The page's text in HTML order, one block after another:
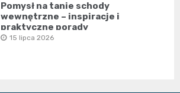
Pomysł na tanie schody
wewnętrzne – inspiracje i
praktyczne porady
15 lipca 2026